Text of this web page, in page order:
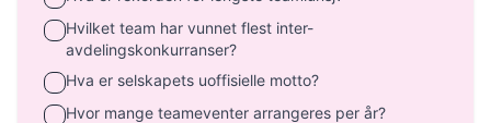
Hvilket team har vunnet flest inter-
avdelingskonkurranser?
Hva er selskapets uoffisielle motto?
Hvor mange teameventer arrangeres per år?